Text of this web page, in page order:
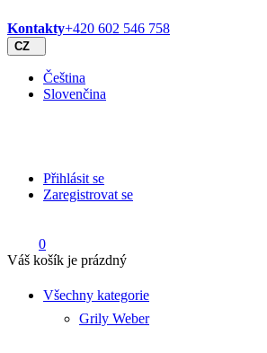
Kontakty+420 602 546 758
CZ
Čeština
Slovenčina
Přihlásit se
Zaregistrovat se
0
Váš košík je prázdný
Všechny kategorie
Grily Weber